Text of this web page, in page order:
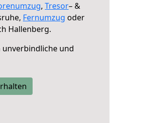
, Tresor– &
Fernumzug oder
Hallenberg.
und